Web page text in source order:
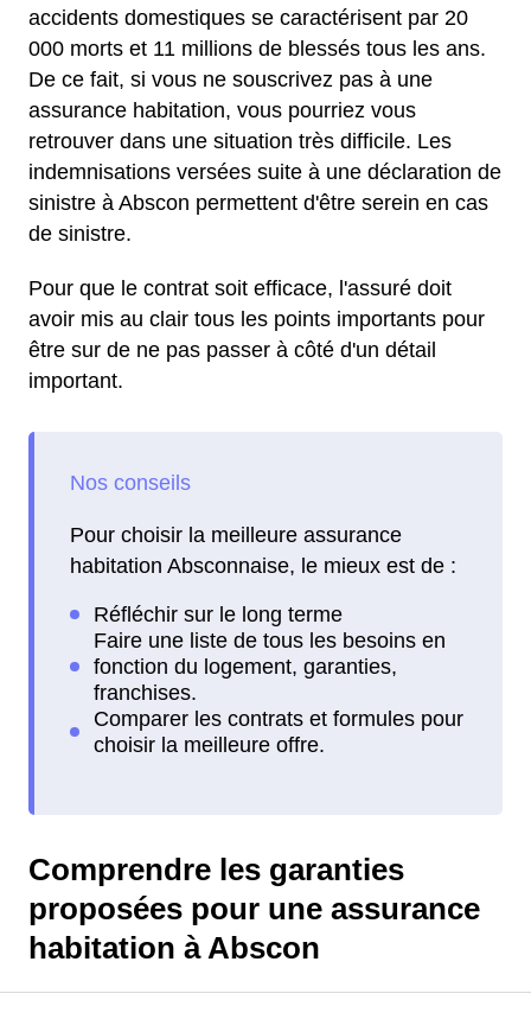
accidents domestiques se caractérisent par 20
000 morts et 11 millions de blessés tous les ans.
De ce fait, si vous ne souscrivez pas à une
assurance habitation, vous pourriez vous
retrouver dans une situation très difficile. Les
indemnisations versées suite à une déclaration de
sinistre à Abscon permettent d'être serein en cas
de sinistre.
Pour que le contrat soit efficace, l'assuré doit
avoir mis au clair tous les points importants pour
être sur de ne pas passer à côté d'un détail
important.
Pour choisir la meilleure assurance
habitation Absconnaise, le mieux est de :
Comprendre les garanties
proposées pour une assurance
habitation à Abscon